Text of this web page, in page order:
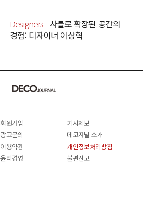
Designers 사물로 확장된 공간의
경험: 디자이너 이상혁
회원가입
기사제보
광고문의
데코저널 소개
이용약관
개인정보처리방침
윤리경영
불편신고